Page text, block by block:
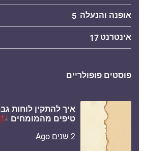
אופנה והנעלה 5
אינטרנט 17
פוסטים פופולריים
איך להתקין לוחות
טיפים מהמומחים
2 שנים Ago